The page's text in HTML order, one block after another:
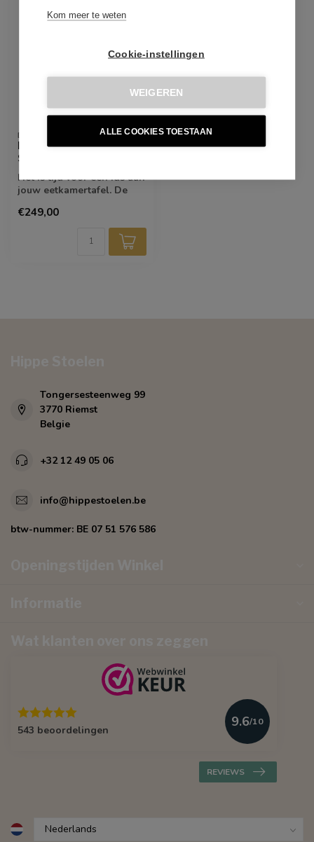
Kom meer te weten
Cookie-instellingen
WEIGEREN
ALLE COOKIES TOESTAAN
DYYK
Eetkamerstoel Ids Turn
Sand - Cosmo | Nude
Het is tijd voor een Ids aan
jouw eetkamertafel. De
de...
€249,00
Tongersesteenweg 99
3770 Riemst
Belgie
+32 12 49 05 06
info@hippestoelen.be
btw-nummer: BE 07 51 576 586
543 beoordelingen
9.6/10
REVIEWS